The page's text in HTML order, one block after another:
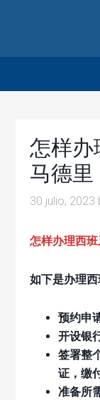
怎样办
马德里
30 julio, 2023
怎样办理西
如下是办理
预约申
开设银
签署整
证，缴
准备所